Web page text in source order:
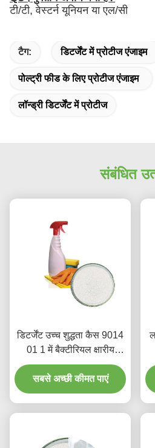
टी/टी, वेस्टर्न यूनियन या एल/सी
टैग: डिटर्जेंट में प्रोटीज एंजाइम
पोल्ट्री फीड के लिए प्रोटीज एंजाइम
लॉन्ड्री डिटर्जेंट में प्रोटीज
संबंधित
डिटर्जेंट उच्च शुद्धता कैस 9014
01 1 में बैक्टीरियल क्षारीय
प्रोटीज डिटर्जेंट एंजाइम पाउडर
सबसे अच्छी कीमत पाएं